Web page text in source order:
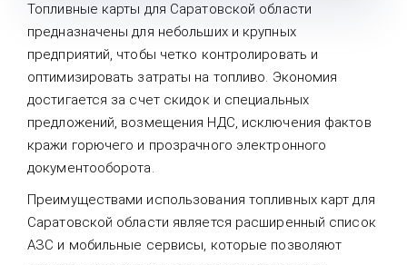
Топливные карты для Саратовской области
предназначены для небольших и крупных
предприятий, чтобы четко контролировать и
оптимизировать затраты на топливо. Экономия
достигается за счет скидок и специальных
предложений, возмещения НДС, исключения фактов
кражи горючего и прозрачного электронного
документооборота.
Преимуществами использования топливных карт для
Саратовской области является расширенный список
АЗС и мобильные сервисы, которые позволяют